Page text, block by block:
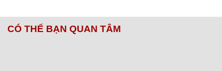
CÓ THỂ BẠN QUAN TÂM